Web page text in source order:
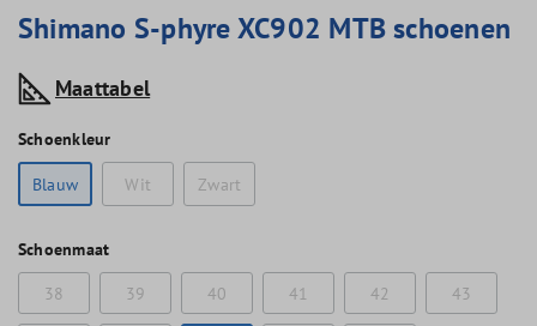
Shimano S-phyre XC902 MTB schoenen
Maattabel
Schoenkleur
Blauw
Wit Zwart
Schoenmaat
38
39 40 41 42 43